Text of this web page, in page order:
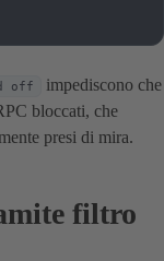
off
impediscono che
bloccati, che
presi di mira.
filtro